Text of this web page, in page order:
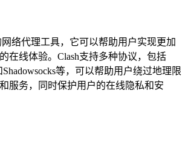
络代理工具，它可以帮助用户实现更加
在线体验。Clash支持多种协议，包括
等，可以帮助用户绕过地理限
服务，同时保护用户的在线隐私和安